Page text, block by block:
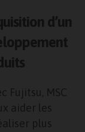
d’un
MSC
aider les
plus